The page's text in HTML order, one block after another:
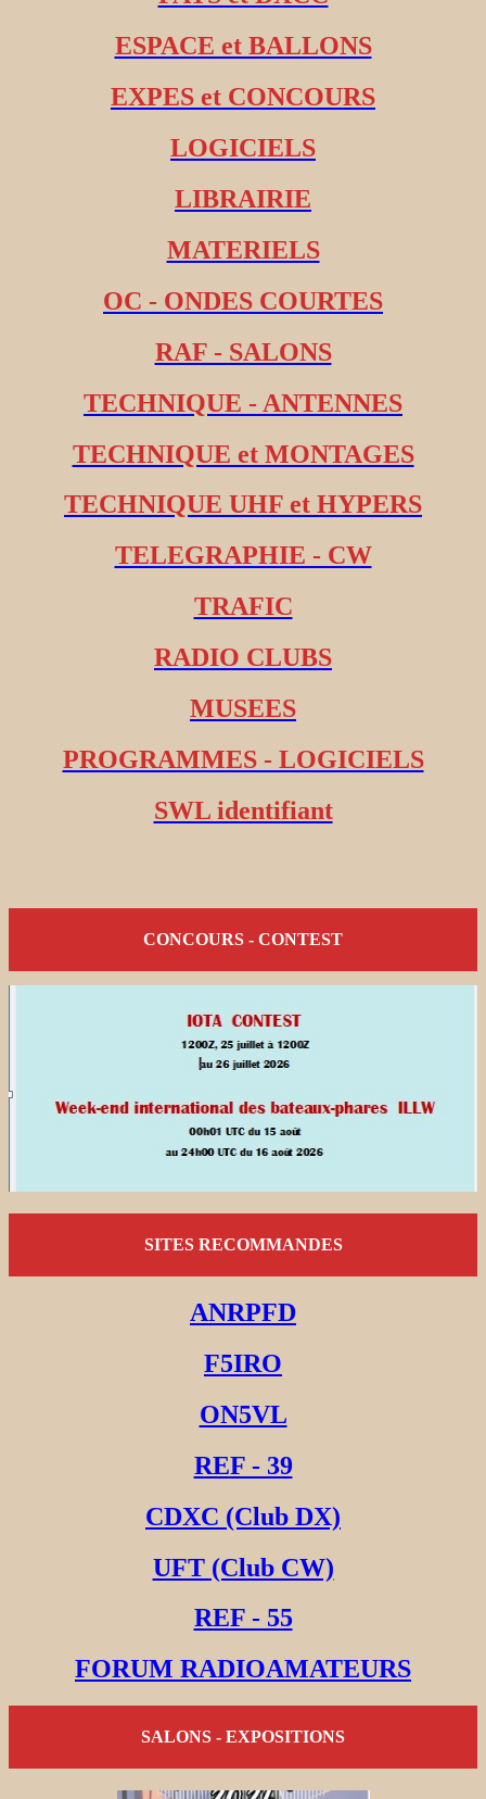
ESPACE et BALLONS
EXPES et CONCOURS
LOGICIELS
LIBRAIRIE
MATERIELS
OC - ONDES COURTES
RAF - SALONS
TECHNIQUE - ANTENNES
TECHNIQUE et MONTAGES
TECHNIQUE UHF et HYPERS
TELEGRAPHIE - CW
TRAFIC
RADIO CLUBS
MUSEES
PROGRAMMES - LOGICIELS
SWL identifiant
CONCOURS - CONTEST
SITES RECOMMANDES
ANRPFD
F5IRO
ON5VL
REF - 39
CDXC (Club DX)
UFT (Club CW)
REF - 55
FORUM RADIOAMATEURS
SALONS - EXPOSITIONS